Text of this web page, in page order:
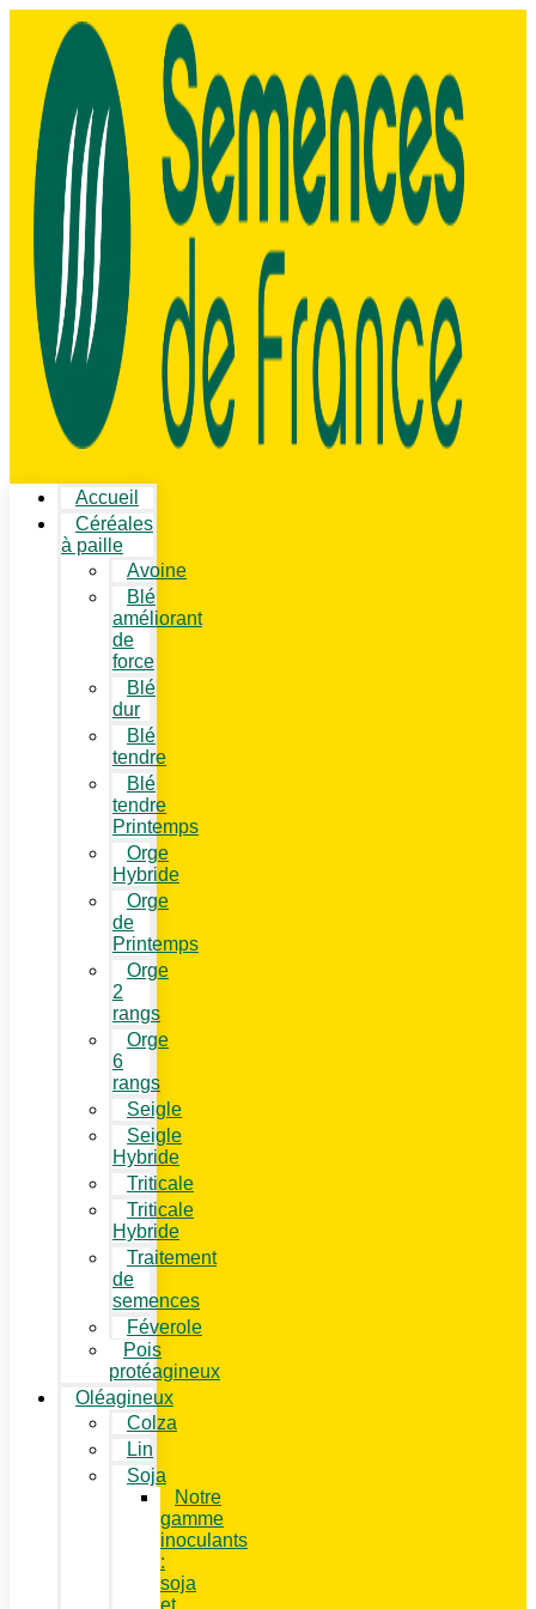
Accueil
Céréales
à paille
Avoine
Blé
améliorant
de
force
Blé
dur
Blé
tendre
Blé
tendre
Printemps
Orge
Hybride
Orge
de
Printemps
Orge
2
rangs
Orge
6
rangs
Seigle
Seigle
Hybride
Triticale
Triticale
Hybride
Traitement
de
semences
Féverole
Pois
protéagineux
Oléagineux
Colza
Lin
Soja
Notre
gamme
inoculants
:
soja
et